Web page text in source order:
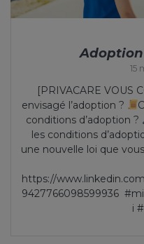
15
[PRIVACARE VOUS
envisagé l’adoption ?
conditions d’adoption ?
les conditions
une nouvelle loi que
https://
9427766098599936
i